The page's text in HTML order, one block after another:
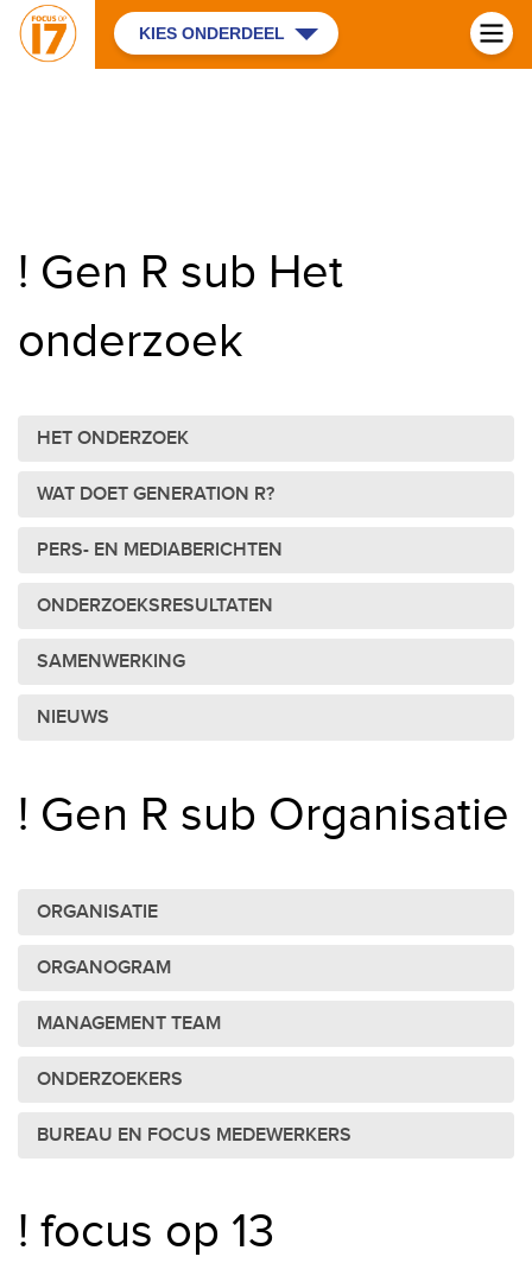
KIES ONDERDEEL
! Gen R sub Het
onderzoek
HET ONDERZOEK
WAT DOET GENERATION R?
PERS- EN MEDIABERICHTEN
ONDERZOEKSRESULTATEN
SAMENWERKING
NIEUWS
! Gen R sub Organisatie
ORGANISATIE
ORGANOGRAM
MANAGEMENT TEAM
ONDERZOEKERS
BUREAU EN FOCUS MEDEWERKERS
! focus op 13